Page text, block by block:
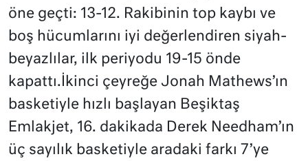
öne geçti: 13-12. Rakibinin top kaybı ve
boş hücumlarını iyi değerlendiren siyah-
beyazlılar, ilk periyodu 19-15 önde
kapattı.İkinci çeyreğe Jonah Mathews’ın
basketiyle hızlı başlayan Beşiktaş
Emlakjet, 16. dakikada Derek Needham’ın
üç sayılık basketiyle aradaki farkı 7’ye